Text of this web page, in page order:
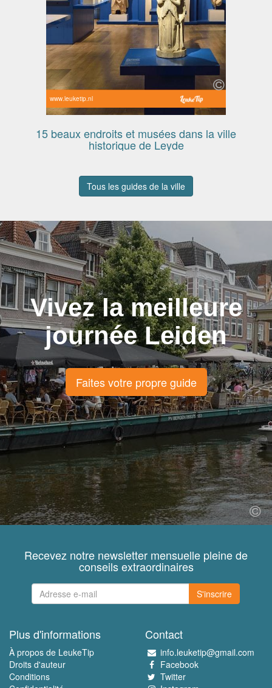
www.leuketip.nl
15 beaux endroits et musées dans la ville
historique de Leyde
Tous les guides de la ville
Vivez la meilleure
journée Leiden
Faites votre propre guide
Recevez notre newsletter mensuelle pleine de
conseils extraordinaires
S'inscrire
Plus d'informations
À propos de LeukeTip
Droits d'auteur
Conditions
Contact
info.leuketip@gmail.com
Facebook
Twitter